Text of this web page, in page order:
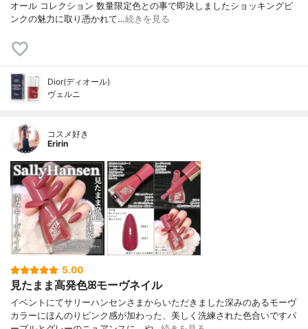
オール コレクション 数量限定色との事で即決しましたショッキングピ
ンクの魅力に取り憑かれて…続きを見る
Dior(ディオール)
ヴェルニ
コスメ好き
Eririn
5.00
見たまま高発色ꕤモーヴネイル
イベントにてサリーハンセンさまからいただきました深みのあるモーヴ
カラーにほんのりピンク感が加わった、美しく洗練された色合いですパ